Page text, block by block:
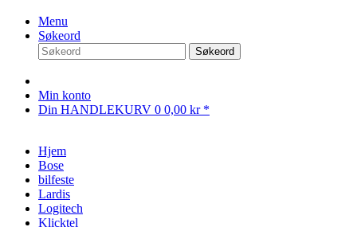
Menu
Søkeord
Søkeord
Min konto
Din HANDLEKURV 0 0,00 kr *
Hjem
Bose
bilfeste
Lardis
Logitech
Klicktel